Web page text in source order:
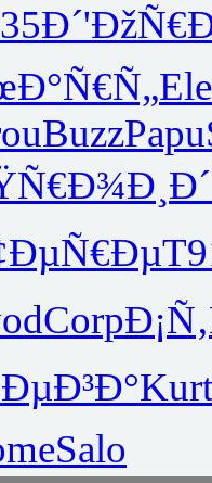
Ð´'ÐžÑ€
BuzzPapu
Corp
Kurt
Salo